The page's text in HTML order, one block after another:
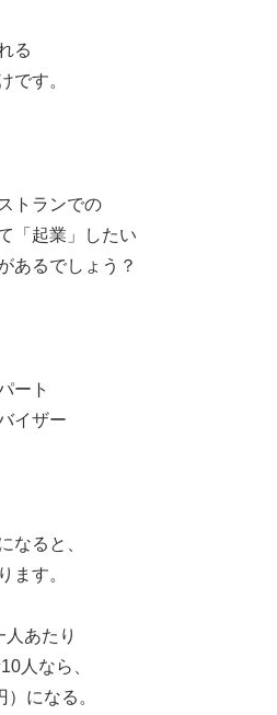
る
です。
トランでの
「起業」したい
あるでしょう？
ート
イザー
なると、
ます。
あたり
人なら、
になる。